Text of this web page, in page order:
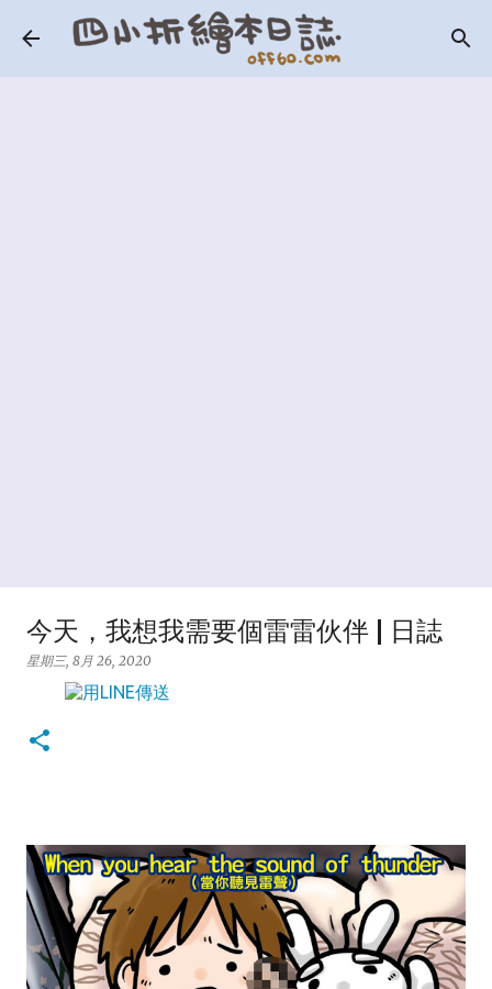
跳到主要內容
今天，我想我需要個雷雷伙伴 | 日誌
星期三, 8月 26, 2020